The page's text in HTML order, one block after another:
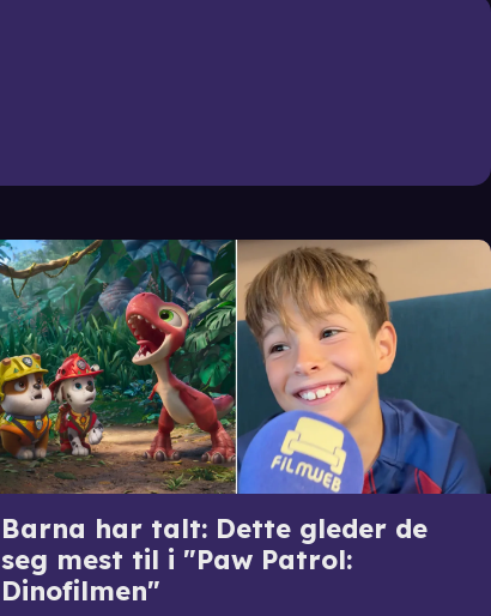
Barna har talt: Dette gleder de
seg mest til i "Paw Patrol:
Dinofilmen"